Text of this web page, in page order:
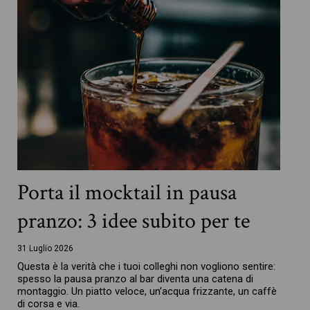
Porta il mocktail in pausa
pranzo: 3 idee subito per te
31 Luglio 2026
Questa è la verità che i tuoi colleghi non vogliono sentire:
spesso la pausa pranzo al bar diventa una catena di
montaggio. Un piatto veloce, un’acqua frizzante, un caffè
di corsa e via.